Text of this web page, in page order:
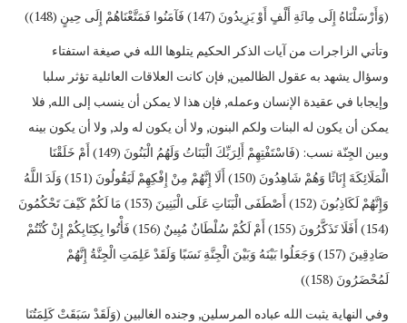
(وَأَرْسَلْنَاهُ إِلَى مِائَةِ أَلْفٍ أَوْ يَزِيدُونَ (147) فَآمَنُوا فَمَتَّعْنَاهُمْ إِلَى حِينٍ (148))
وتأتي الزاجرات من آيات الذكر الحكيم يتلوها الله في صيغة استفتاء
وسؤال يشهد به عقول الظالمين, فإن كانت العلاقات العائلية تؤثر سلبا
وإيجابا في عقيدة الإنسان وعمله, فإن هذا لا يمكن أن ينسب إلى الله, فلا
يمكن أن يكون له البنات ولكم البنون, ولا أن يكون له ولد, ولا أن يكون بينه
وبين الجِنّة نسب: (فَاسْتَفْتِهِمْ أَلِرَبِّكَ الْبَنَاتُ وَلَهُمُ الْبَنُونَ (149) أَمْ خَلَقْنَا
الْمَلَائِكَةَ إِنَاثًا وَهُمْ شَاهِدُونَ (150) أَلَا إِنَّهُمْ مِنْ إِفْكِهِمْ لَيَقُولُونَ (151) وَلَدَ اللَّهُ
وَإِنَّهُمْ لَكَاذِبُونَ (152) أَصْطَفَى الْبَنَاتِ عَلَى الْبَنِينَ (153) مَا لَكُمْ كَيْفَ تَحْكُمُونَ
(154) أَفَلَا تَذَكَّرُونَ (155) أَمْ لَكُمْ سُلْطَانٌ مُبِينٌ (156) فَأْتُوا بِكِتَابِكُمْ إِنْ كُنْتُمْ
صَادِقِينَ (157) وَجَعَلُوا بَيْنَهُ وَبَيْنَ الْجِنَّةِ نَسَبًا وَلَقَدْ عَلِمَتِ الْجِنَّةُ إِنَّهُمْ
لَمُحْضَرُونَ (158))
وفي النهاية يثبت الله عباده المرسلين, وجنده الغالبين (وَلَقَدْ سَبَقَتْ كَلِمَتُنَا